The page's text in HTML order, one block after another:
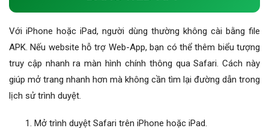
Với iPhone hoặc iPad, người dùng thường không cài bằng file
APK. Nếu website hỗ trợ Web-App, bạn có thể thêm biểu tượng
truy cập nhanh ra màn hình chính thông qua Safari. Cách này
giúp mở trang nhanh hơn mà không cần tìm lại đường dẫn trong
lịch sử trình duyệt.
Mở trình duyệt Safari trên iPhone hoặc iPad.